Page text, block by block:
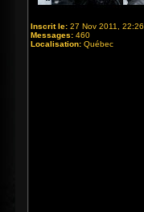
Inscrit le: 27 Nov 2011, 22:26
Messages: 460
Localisation: Québec